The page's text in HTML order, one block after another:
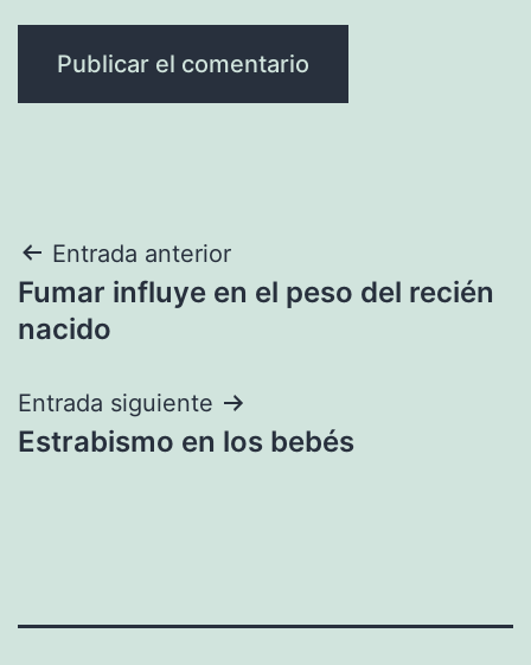
Navegación
de
Entrada anterior
Fumar influye en el peso del recién
nacido
Entrada siguiente
Estrabismo en los bebés